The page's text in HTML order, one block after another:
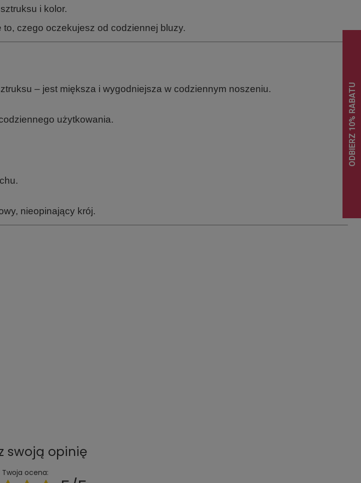
i kolor.
czego oczekujesz od codziennej bluzy.
– jest miększa i wygodniejsza w codziennym noszeniu.
użytkowania.
nieopinający krój.
swoją opinię
Twoja ocena: